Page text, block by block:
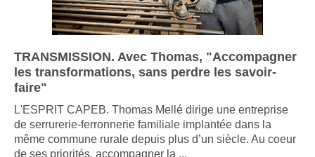
TRANSMISSION. Avec Thomas, "Accompagner
les transformations, sans perdre les savoir-
L'ESPRIT CAPEB. Thomas Mellé dirige une entreprise
de serrurerie-ferronnerie familiale implantée dans la
même commune rurale depuis plus d’un siècle. Au coeur